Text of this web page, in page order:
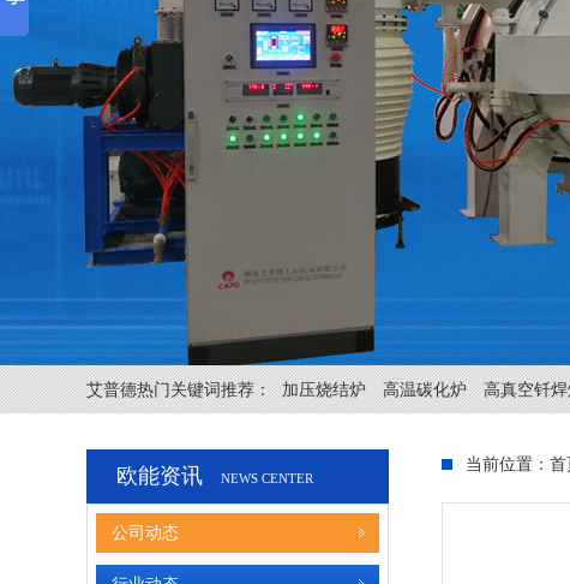
艾普德热门关键词推荐： 加压烧结炉 高温碳化炉 高真空钎
欧能资讯 NEWS CENTER
公司动态
当前位置： 首